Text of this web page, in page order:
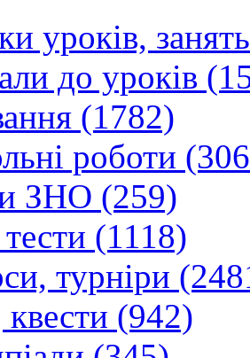
уроків,
до уроків
(1782)
роботи
ЗНО (259)
(1118)
турніри
квести (942)